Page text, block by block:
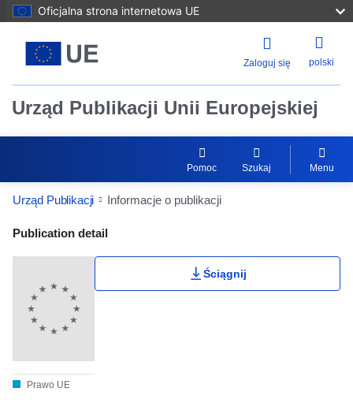
Oficjalna strona internetowa UE
Zaloguj się polski
Urząd Publikacji Unii Europejskiej
Pomoc Szukaj Menu
Urząd Publikacji Informacje o publikacji
Publication Detail Actions Portlet
Publication detail
Prawo UE
Ściągnij